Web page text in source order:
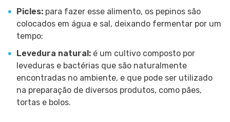
Picles: para fazer esse alimento, os pepinos são
colocados em água e sal, deixando fermentar por um
tempo;
Levedura natural: é um cultivo composto por
leveduras e bactérias que são naturalmente
encontradas no ambiente, e que pode ser utilizado
na preparação de diversos produtos, como pães,
tortas e bolos.